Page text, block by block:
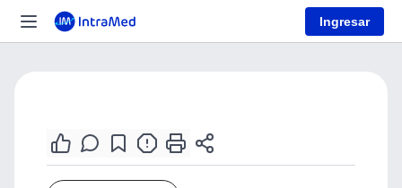
Ingresar